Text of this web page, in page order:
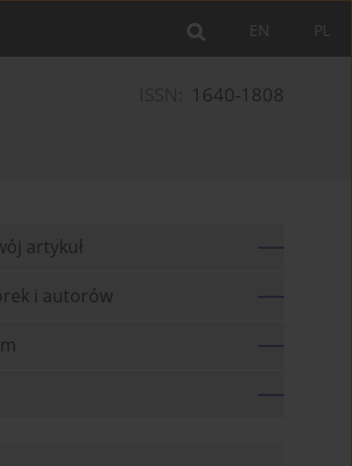
PL
EN
1640-1808
artykuł
i autorów